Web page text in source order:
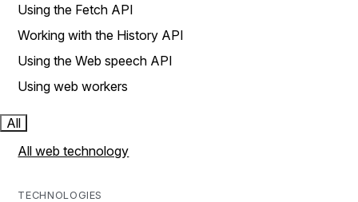
Using the Fetch API
Working with the History API
Using the Web speech API
Using web workers
All
All web technology
TECHNOLOGIES